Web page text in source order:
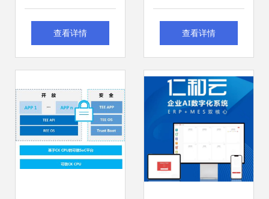
计算机背后的软硬
查看详情
PaaS新探索 聚石
计算机软硬件技术
开发创新
查看详情